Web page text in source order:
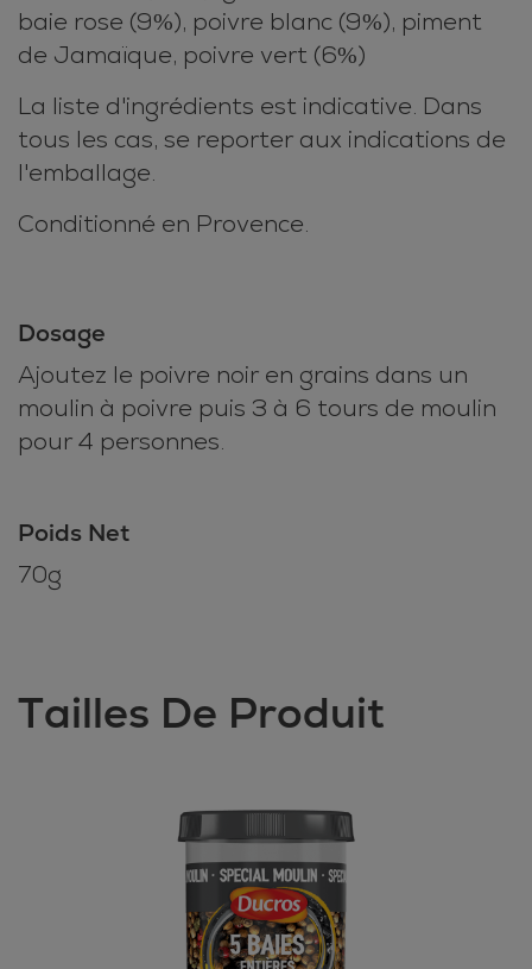
baie rose (9%), poivre blanc (9%), piment
de Jamaïque, poivre vert (6%)
La liste d'ingrédients est indicative. Dans
tous les cas, se reporter aux indications de
l'emballage.
Conditionné en Provence.
Dosage
Ajoutez le poivre noir en grains dans un
moulin à poivre puis 3 à 6 tours de moulin
pour 4 personnes.
Poids Net
70g
Tailles De Produit